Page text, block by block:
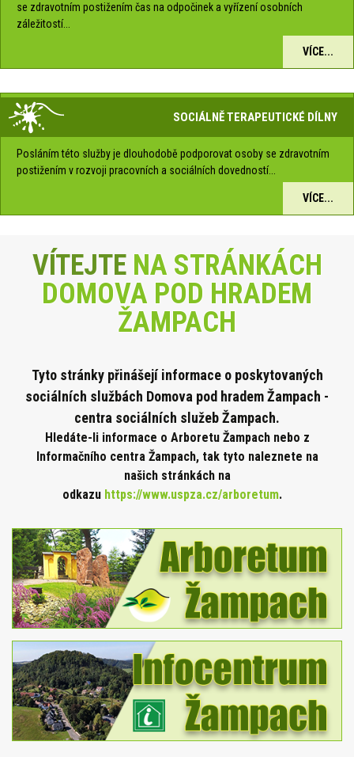
se zdravotním postižením čas na odpočinek a vyřízení osobních
záležitostí...
VÍCE...
SOCIÁLNĚ TERAPEUTICKÉ DÍLNY
Posláním této služby je dlouhodobě podporovat osoby se zdravotním
postižením v rozvoji pracovních a sociálních dovedností...
VÍCE...
VÍTEJTENA STRÁNKÁCH
DOMOVA POD HRADEM
ŽAMPACH
Tyto stránky přinášejí informace o poskytovaných
sociálních službách Domova pod hradem Žampach -
centra sociálních služeb Žampach.
Hledáte-li informace o Arboretu Žampach nebo z
Informačního centra Žampach, tak tyto naleznete na
našich stránkách na
odkazu https://www.uspza.cz/arboretum.